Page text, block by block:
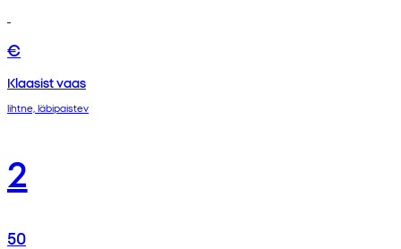
€
Klaasist vaas
lihtne, läbipaistev
2
50